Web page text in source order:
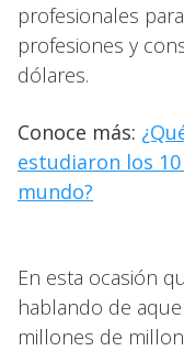
profesionales
profesiones y
dólares.
Conoce más:
estudiaron los
mundo?
En esta ocasión
hablando de
millones de